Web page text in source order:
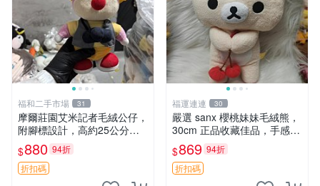
福和二手市場 31
摩爾莊園艾米記者毛絨公仔，
附腳標設計，高約25公分，
全新未拆封，限量珍藏。艾米
記者 毛絨公仔 超萌玩偶
$880 94折
折扣碼
福運連連 30
嚴選 sanx 櫻桃妹妹毛絨熊，
30cm 正品收藏佳品，手感極
軟，適合贈送與收藏 櫻桃妹
妹、sanx、毛絨熊
$869 94折
折扣碼